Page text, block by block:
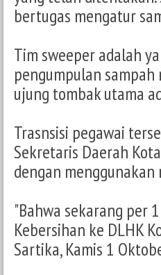
bertugas mengatur
Tim sweeper adalah
pengumpulan
ujung tombak utama
Trasnsisi pegawai
Sekretaris Daerah
dengan
"Bahwa sekarang per
Kebersihan ke DLHK
Sartika, Kamis 1